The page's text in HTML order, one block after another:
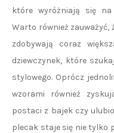
które wyróżniają się
Warto również
zdobywają coraz
dziewczynek, które
stylowego. Oprócz
wzorami również
postaci z bajek czy
plecak staje się nie tylko